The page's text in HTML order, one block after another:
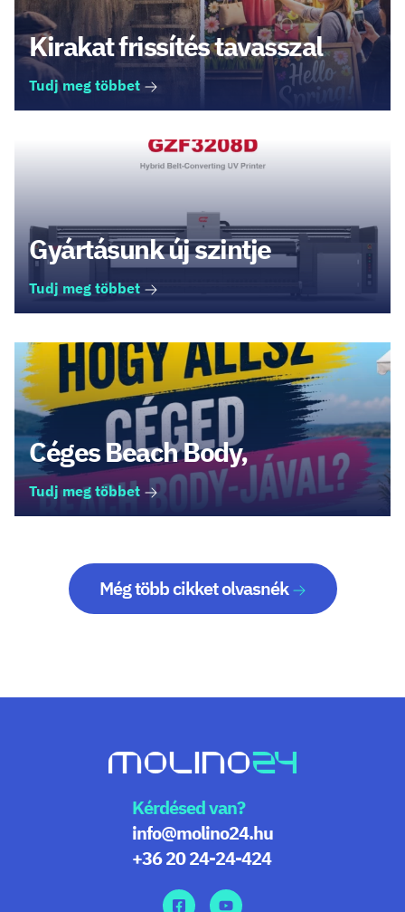
Kirakat frissítés tavasszal
Tudj meg többet
Gyártásunk új szintje
Tudj meg többet
Céges Beach Body,
Tudj meg többet
Még több cikket olvasnék
Kérdésed van?
info@molino24.hu
+36 20 24-24-424